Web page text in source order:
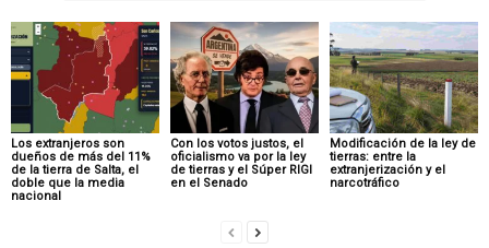
Los extranjeros son
dueños de más del 11%
de la tierra de Salta, el
doble que la media
nacional
Con los votos justos, el
oficialismo va por la ley
de tierras y el Súper RIGI
en el Senado
Modificación de la ley de
tierras: entre la
extranjerización y el
narcotráfico